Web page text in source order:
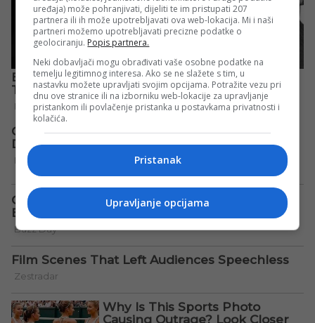
uređaja) može pohranjivati, dijeliti te im pristupati 207
partnera ili ih može upotrebljavati ova web-lokacija. Mi i naši
partneri možemo upotrebljavati precizne podatke o
geolociranju. Popis partnera.
Neki dobavljači mogu obrađivati vaše osobne podatke na
temelju legitimnog interesa. Ako se ne slažete s tim, u
nastavku možete upravljati svojim opcijama. Potražite vezu pri
dnu ove stranice ili na izborniku web-lokacije za upravljanje
pristankom ili povlačenje pristanka u postavkama privatnosti i
kolačića.
Pristanak
Upravljanje opcijama